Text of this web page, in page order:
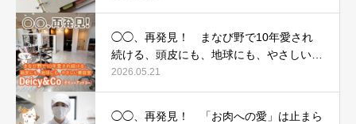
◯◯、再発見！ まなび野で10年愛され
続ける、頭皮にも、地球にも、やさしい美
容室 〜Deicy&Co（デイシーアンドコ
ー）〜
2026.05.21
◯◯、再発見！ 「お肉への愛」は止まら